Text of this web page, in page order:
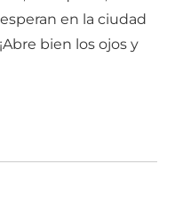
en la ciudad
bien los ojos y